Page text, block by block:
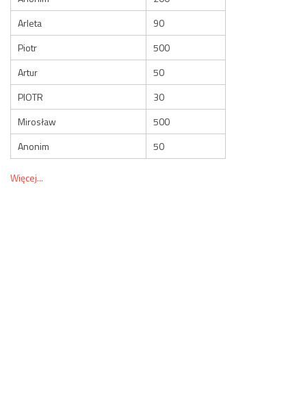
Arleta
90
Piotr
500
Artur
50
PIOTR
30
Mirosław
500
Anonim
50
Więcej...